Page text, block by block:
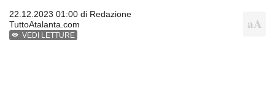
22.12.2023 01:00 di Redazione
TuttoAtalanta.com
VEDI LETTURE